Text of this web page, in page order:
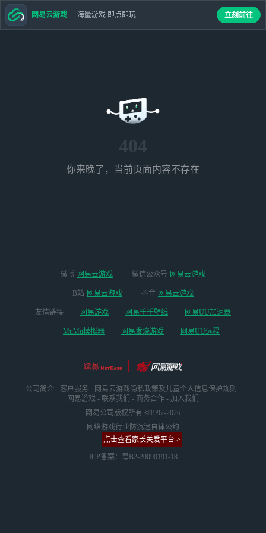
404
你来晚了，当前页面内容不存在
网易云游戏 海量游戏 即点即玩 立刻前往
微博 网易云游戏 微信公众号 网易云游戏
B站 网易云游戏 抖音 网易云游戏
友情链接 网易游戏 网易千千壁纸 网易UU加速器
MuMu模拟器 网易发烧游戏 网易UU远程
公司简介 - 客户服务 - 网易云游戏隐私政策及儿童个人信息保护规则 -
网易游戏 - 联系我们 - 商务合作 - 加入我们
网易公司版权所有 ©1997-2026
网络游戏行业防沉迷自律公约
点击查看家长关爱平台 >
ICP备案：粤B2-20090191-18